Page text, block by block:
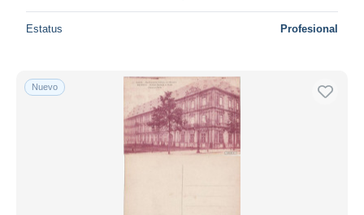
Estatus Profesional
Nuevo